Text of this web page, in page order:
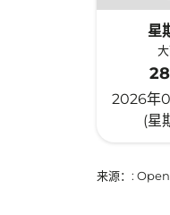
星
2026年
(星
来源： :